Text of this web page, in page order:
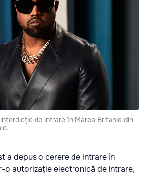
de intrare în Marea Britanie din
a depus o cerere de intrare în
o autorizație electronică de intrare,